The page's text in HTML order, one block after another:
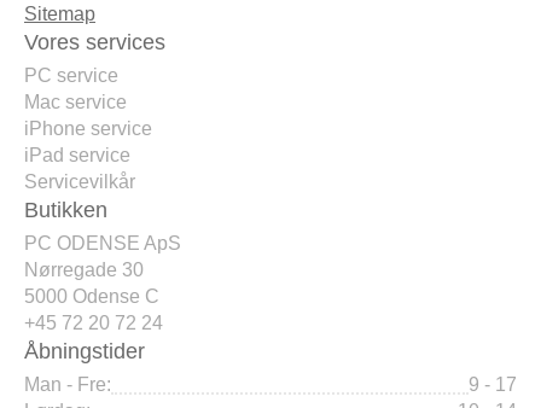
Sitemap
Vores services
PC service
Mac service
iPhone service
iPad service
Servicevilkår
Butikken
PC ODENSE ApS
Nørregade 30
5000 Odense C
+45 72 20 72 24
Åbningstider
Man - Fre:
9 - 17